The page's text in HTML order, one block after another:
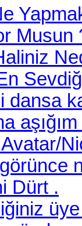
Musun
dansa
Dürt .